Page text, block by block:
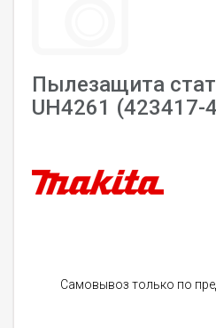
Пылезащита
UH4261 (423417-
Самовывоз только по